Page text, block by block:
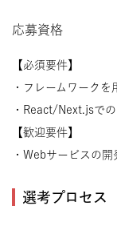
応募資格
【必須要件】
・フレームワーク
・React/Next.jsで
【歓迎要件】
・Webサービスの
選考プロセス